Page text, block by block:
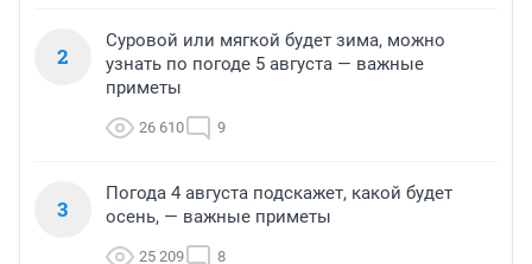
2
Суровой или мягкой будет зима, можно
узнать по погоде 5 августа — важные
приметы
26 610 9
3
Погода 4 августа подскажет, какой будет
осень, — важные приметы
25 209 8